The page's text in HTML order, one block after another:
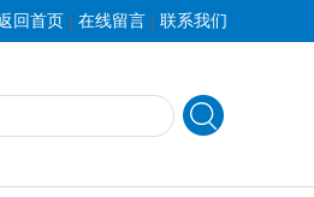
回首页 | 在线留言 | 联系我们